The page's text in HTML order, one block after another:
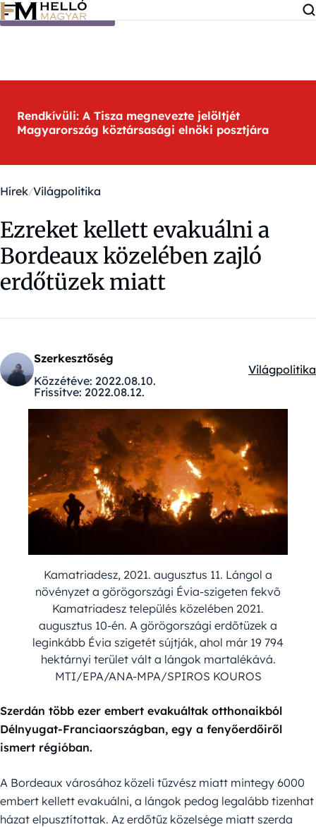
Ugrás a tartalomra
Rendkívüli: A Tisza megnevezte jelöltjét
Magyarország köztársasági elnöki posztjára
Hírek Világpolitika
Ezreket kellett evakuálni a
Bordeaux közelében zajló
erdőtüzek miatt
Szerkesztőség
Közzétéve: 2022.08.10.
Frissítve: 2022.08.12.
Kategóriák:
Világpolitika
Kamatriadesz, 2021. augusztus 11. Lángol a
növényzet a görögországi Évia-szigeten fekvõ
Kamatriadesz település közelében 2021.
augusztus 10-én. A görögországi erdõtüzek a
leginkább Évia szigetét sújtják, ahol már 19 794
hektárnyi terület vált a lángok martalékává.
MTI/EPA/ANA-MPA/SPIROS KOUROS
Szerdán több ezer embert evakuáltak otthonaikból
Délnyugat-Franciaországban, egy a fenyőerdőiről
ismert régióban.
A Bordeaux városához közeli tűzvész miatt mintegy 6000
embert kellett evakuálni, a lángok pedog legalább tizenhat
házat elpusztítottak. Az erdőtűz közelsége miatt szerda